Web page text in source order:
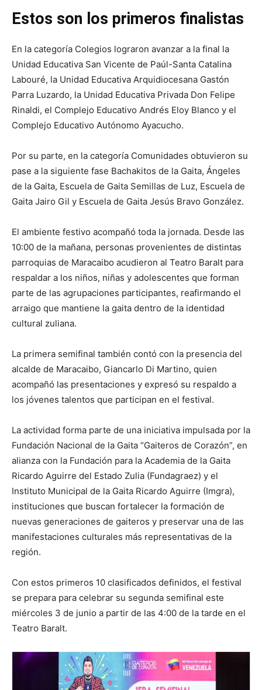
Estos son los primeros finalistas
En la categoría Colegios lograron avanzar a la final la
Unidad Educativa San Vicente de Paúl-Santa Catalina
Labouré, la Unidad Educativa Arquidiocesana Gastón
Parra Luzardo, la Unidad Educativa Privada Don Felipe
Rinaldi, el Complejo Educativo Andrés Eloy Blanco y el
Complejo Educativo Autónomo Ayacucho.
Por su parte, en la categoría Comunidades obtuvieron su
pase a la siguiente fase Bachakitos de la Gaita, Ángeles
de la Gaita, Escuela de Gaita Semillas de Luz, Escuela de
Gaita Jairo Gil y Escuela de Gaita Jesús Bravo González.
El ambiente festivo acompañó toda la jornada. Desde las
10:00 de la mañana, personas provenientes de distintas
parroquias de Maracaibo acudieron al Teatro Baralt para
respaldar a los niños, niñas y adolescentes que forman
parte de las agrupaciones participantes, reafirmando el
arraigo que mantiene la gaita dentro de la identidad
cultural zuliana.
La primera semifinal también contó con la presencia del
alcalde de Maracaibo, Giancarlo Di Martino, quien
acompañó las presentaciones y expresó su respaldo a
los jóvenes talentos que participan en el festival.
La actividad forma parte de una iniciativa impulsada por la
Fundación Nacional de la Gaita “Gaiteros de Corazón”, en
alianza con la Fundación para la Academia de la Gaita
Ricardo Aguirre del Estado Zulia (Fundagraez) y el
Instituto Municipal de la Gaita Ricardo Aguirre (Imgra),
instituciones que buscan fortalecer la formación de
nuevas generaciones de gaiteros y preservar una de las
manifestaciones culturales más representativas de la
región.
Con estos primeros 10 clasificados definidos, el festival
se prepara para celebrar su segunda semifinal este
miércoles 3 de junio a partir de las 4:00 de la tarde en el
Teatro Baralt.